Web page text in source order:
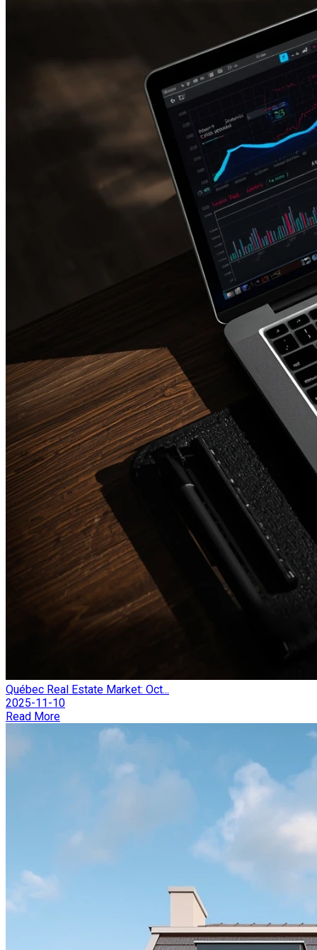
Québec Real Estate Market: Oct...
2025-11-10
Read More